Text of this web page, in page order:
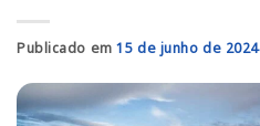
Publicado em15 de junho de 2024